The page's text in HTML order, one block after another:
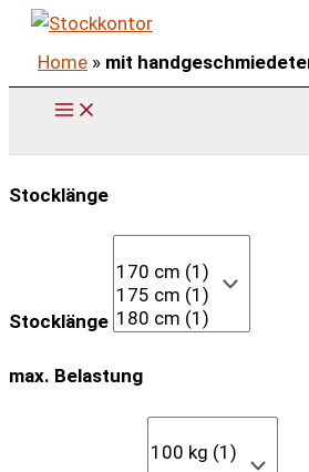
Zum
Inhalt
springen
Home » mit
Stocklänge
Stocklänge
max. Belastung